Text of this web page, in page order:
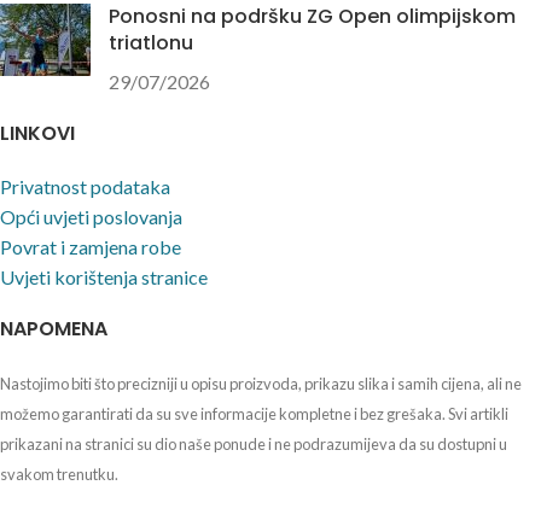
Ponosni na podršku ZG Open olimpijskom
triatlonu
29/07/2026
LINKOVI
Privatnost podataka
Opći uvjeti poslovanja
Povrat i zamjena robe
Uvjeti korištenja stranice
NAPOMENA
Nastojimo biti što precizniji u opisu proizvoda, prikazu slika i samih cijena, ali ne
možemo garantirati da su sve informacije kompletne i bez grešaka. Svi artikli
prikazani na stranici su dio naše ponude i ne podrazumijeva da su dostupni u
svakom trenutku.